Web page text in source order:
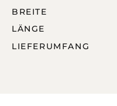
BREITE
LÄNGE
LIEFERUMFANG